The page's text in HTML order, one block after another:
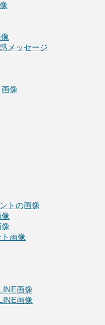
メッセージ
像
トの画像
画像
画像
画像